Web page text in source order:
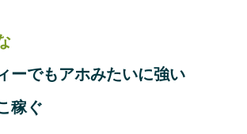
ーでもアホみたいに強い
稼ぐ